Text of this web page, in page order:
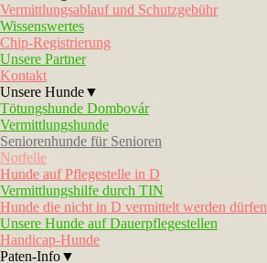
Vermittlungsablauf und Schutzgebühr
Wissenswertes
Chip-Registrierung
Unsere Partner
Kontakt
Unsere Hunde▼
Tötungshunde Dombovár
Vermittlungshunde
Seniorenhunde für Senioren
Notfelle
Hunde auf Pflegestelle in D
Vermittlungshilfe durch TIN
Hunde die nicht in D vermittelt werden dürfen
Unsere Hunde auf Dauerpflegestellen
Handicap-Hunde
Paten-Info▼